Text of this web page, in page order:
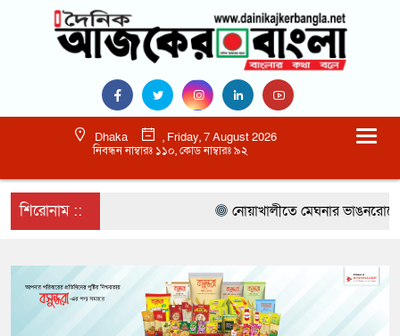
Dhaka
, Friday, 7 August 2026
নিবন্ধন নাম্বারঃ ১১০, কোড নাম্বারঃ ৯২
শিরোনাম :: নোয়াখালীতে মেঘনার ভাঙনরোধে